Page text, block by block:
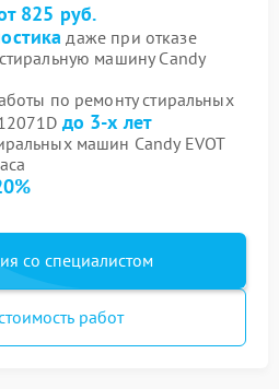
825 руб.
даже при отказе
машину Candy
по ремонту стиральных
до 3-х лет
машин Candy EVOT
со специалистом
работ